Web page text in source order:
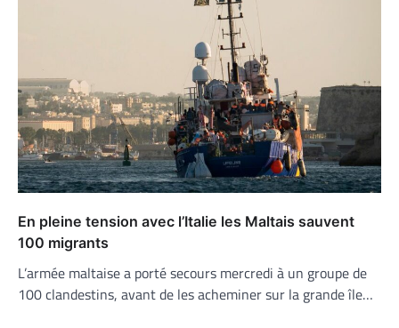
En pleine tension avec l’Italie les Maltais sauvent
100 migrants
L’armée maltaise a porté secours mercredi à un groupe de
100 clandestins, avant de les acheminer sur la grande île…